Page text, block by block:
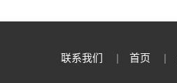
联系我们 | 首页 |